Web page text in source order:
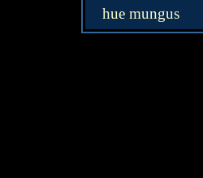
hue mungus